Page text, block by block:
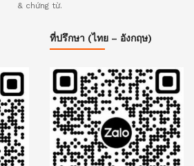
& chứng từ.
ที่ปรึกษา (ไทย – อังกฤษ)